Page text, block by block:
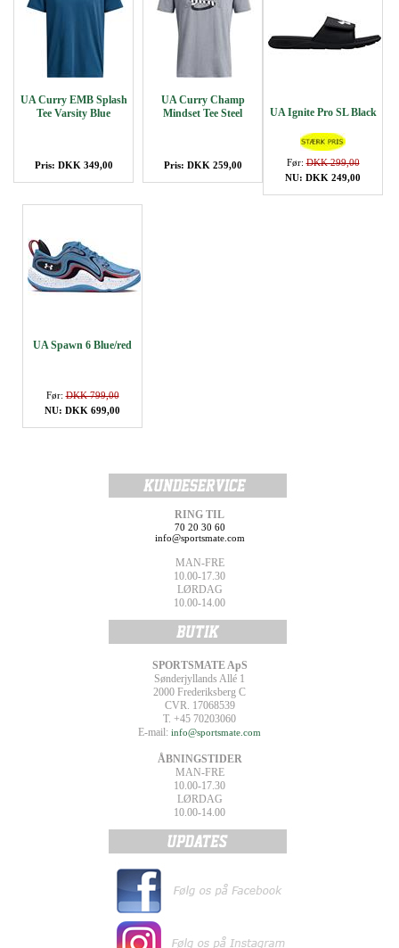
UA Curry EMB Splash
Tee Varsity Blue
Pris: DKK 349,00
UA Curry Champ
Mindset Tee Steel
Pris: DKK 259,00
UA Ignite Pro SL Black
Før:DKK 299,00
NU: DKK 249,00
UA Spawn 6 Blue/red
Før:DKK 799,00
NU: DKK 699,00
RING TIL
70 20 30 60
info@sportsmate.com
MAN-FRE
10.00-17.30
LØRDAG
10.00-14.00
SPORTSMATE ApS
Sønderjyllands Allé 1
2000 Frederiksberg C
CVR. 17068539
T. +45 70203060
E-mail: info@sportsmate.com
ÅBNINGSTIDER
MAN-FRE
10.00-17.30
LØRDAG
10.00-14.00